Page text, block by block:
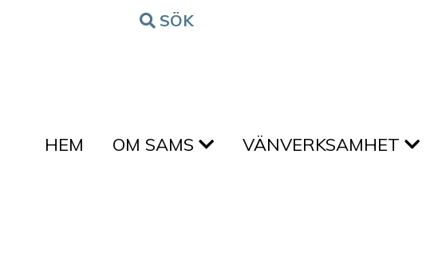
Hoppa till innehålletSÖK
HEM OM SAMS VÄNVERKSAMHET